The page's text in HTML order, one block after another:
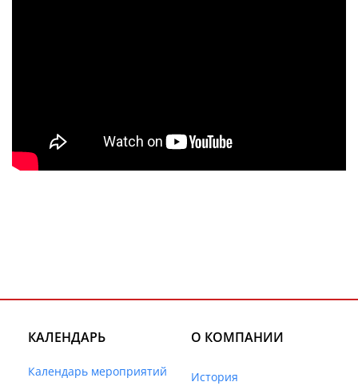
КАЛЕНДАРЬ
Календарь мероприятий
О КОМПАНИИ
История